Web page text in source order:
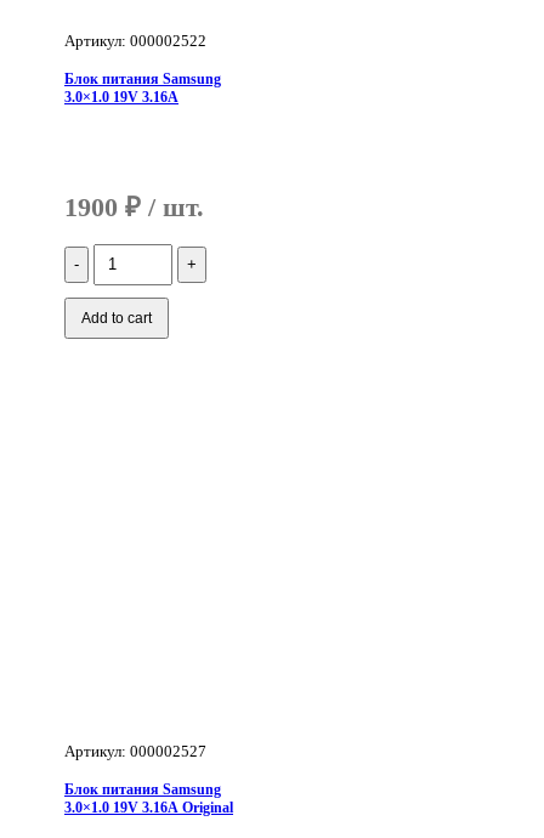
Артикул: 000002522
Блок питания Samsung
3.0×1.0 19V 3.16A
1900 ₽
Количество
Блок
питания
Samsung
3.0x1.0
Add to cart
Артикул: 000002527
Блок питания Samsung
3.0×1.0 19V 3.16A Original